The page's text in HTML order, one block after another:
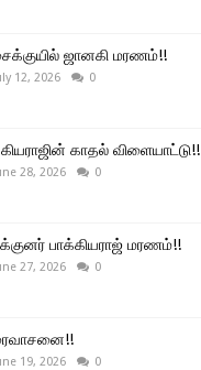
ஜானகி மரணம்!!
12, 2026 0
காதல் விளையாட்டு!!
28, 2026 0
பாக்கியராஜ் மரணம்!!
27, 2026 0
19, 2026 0